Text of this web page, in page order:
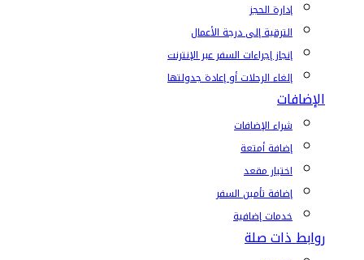
إدارة الحجز
الترقية إلى درجة الأعمال
إنجاز إجراءات السفر عبر الإنترنت
إلغاء الرحلات أو إعادة جدولتها
الإضافات
شراء الإضافات
إضافة أمتعة
اختيار مقعد
إضافة تأمين السفر
خدمات إضافية
روابط ذات صلة